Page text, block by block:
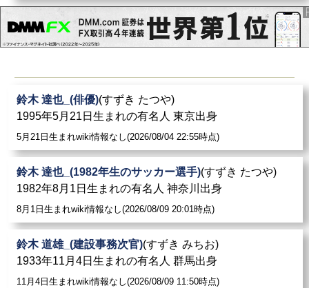
鈴木 達也_(俳優)(すずき たつや)
1995年5月21日生まれの有名人 東京出身
5月21日生まれwiki情報なし(2026/08/04 22:55時点)
鈴木 達也_(1982年生のサッカー選手)(すずき たつや)
1982年8月1日生まれの有名人 神奈川出身
8月1日生まれwiki情報なし(2026/08/09 20:01時点)
鈴木 道雄_(建設事務次官)(すずき みちお)
1933年11月4日生まれの有名人 群馬出身
11月4日生まれwiki情報なし(2026/08/09 11:50時点)